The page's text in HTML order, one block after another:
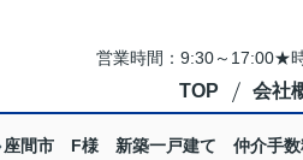
営業時間：9:30～17:00★
TOP 会社
座間市 F様 新築一戸建て 仲介手数